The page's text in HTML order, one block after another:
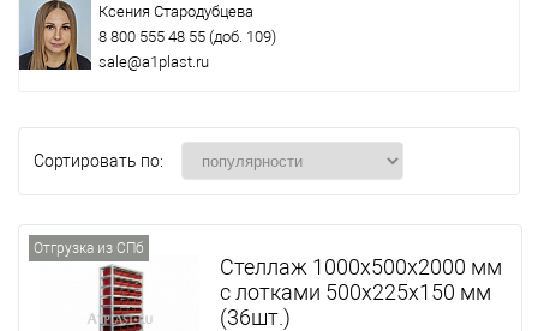
Ксения Стародубцева
8 800 555 48 55 (доб. 109)
sale@a1plast.ru
Сортировать по:
Отгрузка из СПб
Стеллаж 1000х500х2000 мм
с лотками 500х225х150 мм
(36шт.)